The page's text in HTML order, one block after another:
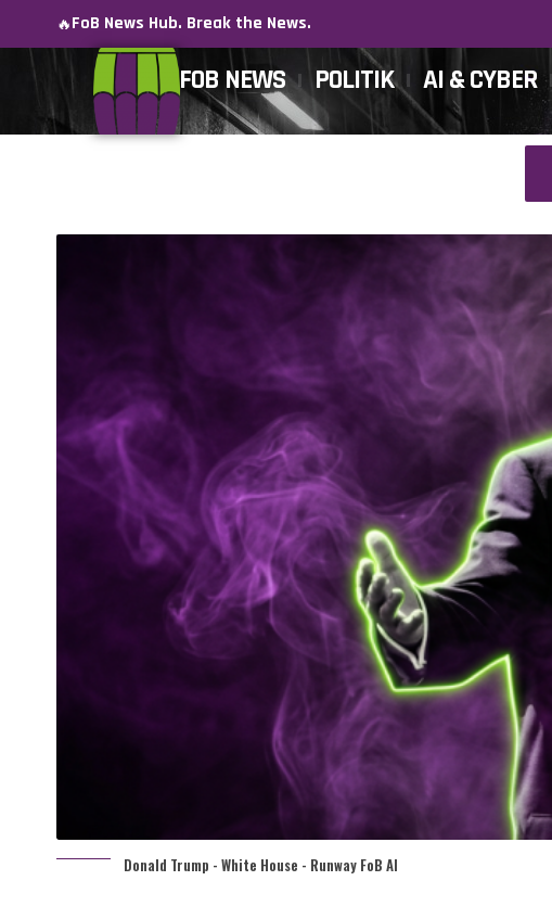
🔥FoB News Hub. Break the News.
FOB NEWS POLITIK AI & CYBER
Donald Trump - White House - Runway FoB AI